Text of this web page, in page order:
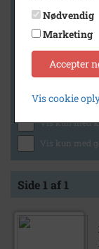
Generelt
Vis kun med
Vis kun med
Vis kun med
Vis kun med
Side 1 af 1
Nødvendig
Marketing
Accepter
Vis cookie